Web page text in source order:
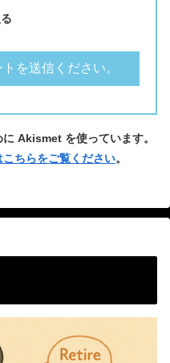
Akismet を使っています。
ちらをご覧ください。